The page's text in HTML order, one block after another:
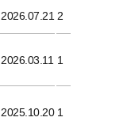
2026.07.21 2
2026.03.11 1
2025.10.20 1